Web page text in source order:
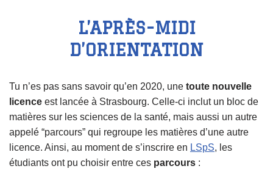
L’APRÈS-MIDI
D’ORIENTATION
Tu n’es pas sans savoir qu’en 2020, une toute nouvelle
licence est lancée à Strasbourg. Celle-ci inclut un bloc de
matières sur les sciences de la santé, mais aussi un autre
appelé “parcours” qui regroupe les matières d’une autre
licence. Ainsi, au moment de s’inscrire en LSpS, les
étudiants ont pu choisir entre ces parcours :